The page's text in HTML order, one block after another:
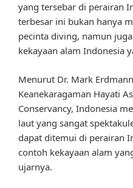
yang tersebar di perairan
terbesar ini bukan hanya
pecinta diving, namun
kekayaan alam Indonesia
Menurut Dr. Mark
Keanekaragaman Hayati
Conservancy, Indonesia
laut yang sangat
dapat ditemui di perairan
contoh kekayaan alam
ujarnya.